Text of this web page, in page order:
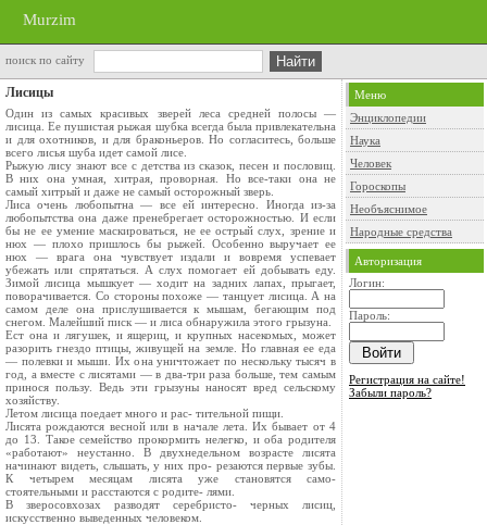
Murzim
поиск по сайту
Лисицы
Один из самых красивых зверей леса средней полосы —
лисица. Ее пушистая рыжая шубка всегда была привлекательна
и для охотников, и для браконьеров. Но согласитесь, больше
всего лисья шуба идет самой лисе.
Рыжую лису знают все с детства из сказок, песен и пословиц.
В них она умная, хитрая, проворная. Но все-таки она не
самый хитрый и даже не самый осторожный зверь.
Лиса очень любопытна — все ей интересно. Иногда из-за
любопытства она даже пренебрегает осторожностью. И если
бы не ее умение маскироваться, не ее острый слух, зрение и
нюх — плохо пришлось бы рыжей. Особенно выручает ее
нюх — врага она чувствует издали и вовремя успевает
убежать или спрятаться. А слух помогает ей добывать еду.
Зимой лисица мышкует — ходит на задних лапах, прыгает,
поворачивается. Со стороны похоже — танцует лисица. А на
самом деле она прислушивается к мышам, бегающим под
снегом. Малейший писк — и лиса обнаружила этого грызуна.
Ест она и лягушек, и ящериц, и крупных насекомых, может
разорить гнездо птицы, живущей на земле. Но главная ее еда
— полевки и мыши. Их она уничтожает по нескольку тысяч в
год, а вместе с лисятами — в два-три раза больше, тем самым
принося пользу. Ведь эти грызуны наносят вред сельскому
хозяйству.
Летом лисица поедает много и рас- тительной пищи.
Лисята рождаются весной или в начале лета. Их бывает от 4
до 13. Такое семейство прокормить нелегко, и оба родителя
«работают» неустанно. В двухнедельном возрасте лисята
начинают видеть, слышать, у них про- резаются первые зубы.
К четырем месяцам лисята уже становятся само-
стоятельными и расстаются с родите- лями.
В зверосовхозах разводят серебристо- черных лисиц,
искусственно выведенных человеком.
Меню
Энциклопедии
Наука
Человек
Гороскопы
Необъяснимое
Народные средства
Авторизация
Логин:
Пароль:
Регистрация на сайте!
Забыли пароль?